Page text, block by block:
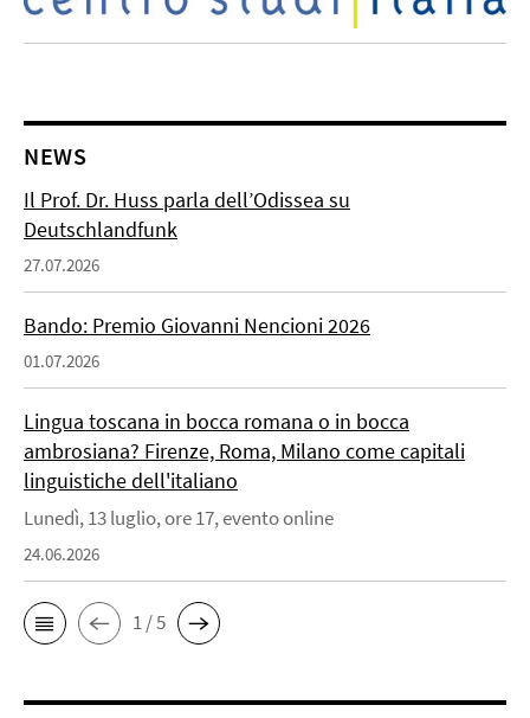
NEWS
Il Prof. Dr. Huss parla dell’Odissea su
Deutschlandfunk
27.07.2026
Bando: Premio Giovanni Nencioni 2026
01.07.2026
Lingua toscana in bocca romana o in bocca
ambrosiana? Firenze, Roma, Milano come capitali
linguistiche dell'italiano
Lunedì, 13 luglio, ore 17, evento online
24.06.2026
1 / 5